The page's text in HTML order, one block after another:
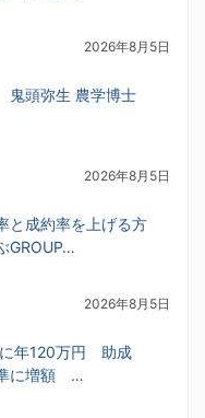
2026年8月5日
鬼頭弥生 農学博士
2026年8月5日
と成約率を上げる方
GROUP…
2026年8月5日
年120万円 助成
に増額 …